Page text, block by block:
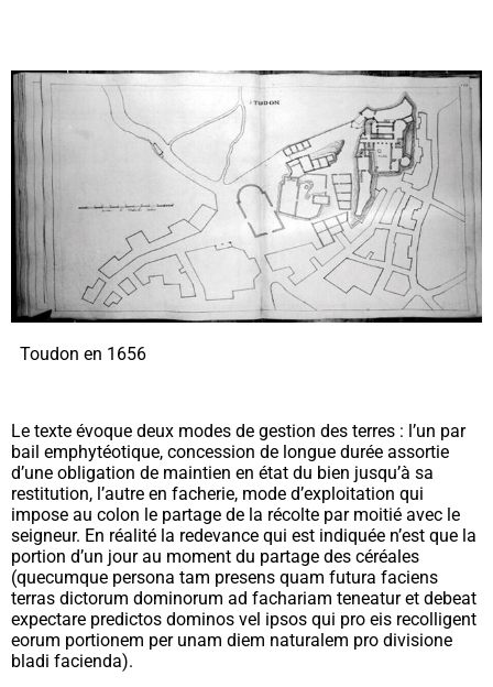
Toudon en 1656
Le texte évoque deux modes de gestion des terres : l’un par
bail emphytéotique, concession de longue durée assortie
d’une obligation de maintien en état du bien jusqu’à sa
restitution, l’autre en facherie, mode d’exploitation qui
impose au colon le partage de la récolte par moitié avec le
seigneur. En réalité la redevance qui est indiquée n’est que la
portion d’un jour au moment du partage des céréales
(quecumque persona tam presens quam futura faciens
terras dictorum dominorum ad fachariam teneatur et debeat
expectare predictos dominos vel ipsos qui pro eis recolligent
eorum portionem per unam diem naturalem pro divisione
bladi facienda).